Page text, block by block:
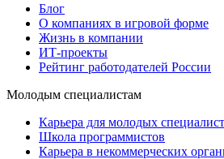
Блог
О компаниях в игровой форме
Жизнь в компании
ИТ-проекты
Рейтинг работодателей России
Молодым специалистам
Карьера для молодых
Школа программистов
Карьера в некоммерческих